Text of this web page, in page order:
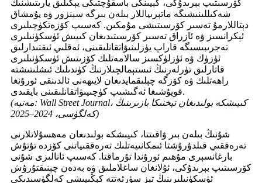
كۆرسىتىپ بېرىدۇكى، كېيىنكى باسقۇچتىكى يېڭىلىق يارىتىشنىڭ
شەكىللىنىشىگە ماتېرىياللار بىلەن بىرگە سېنزور ۋە يۇمشاق
دېتاللارمۇ تەسىر كۆرسىتىشى مۇمكىن. كەسىپ كۆزەتكۈچىلىرى
ئېكرانسىز ۋە ئازراق تەسىر كۆرسىتىدىغان كىيىش ئۈسكۈنىلىرى
تەجرىبىسىگە قاراپ يۈزلىنىۋاتقانلىقىنى، ئەقلىي ئىقتىدارلىق
ئۈزۈك ۋە ئۈزلۈكسىز سالامەتلىك كۆزىتىش ئۈسكۈنىلىرى
قاتارلىق تۈرلەرنىڭ ئىستېمالچىلارنىڭ كۈندىلىك ئىشلىتىشتە
راھەتلىك ۋە كۆزگە چېلىقمايدىغان لايىھەنى ئالدىنقى ئورۇنغا
قويۇشىغا ئەگىشىپ كۈچىيىۋاتقانلىقىنى بايقىدى.
(مەنبە: Wall Street Journal، كىيىشكە بولىدىغان تېخنىكا بازىرىنىڭ
كەلگۈسى، 2024–2025)
شۇنىڭ بىلەن بىر ۋاقىتتا، كىيىشكە بولىدىغان مەھسۇلاتلارنى
تەرەققىي قىلدۇرۇشتا ئىمكانىيەتلىك تەرەققىياتنى كۆزدە تۇتۇش
بارغانسېرى مۇھىم ئورۇندا تۇرماقتا. كەسىپ ئانالىزى شۇنى
كۆرسىتىپ بېرىدۇكى، ئۇلانغان ساغلاملىق ۋە بەدەن چېنىقتۇرۇش
ئۈسكۈنىلىرىنىڭ تېز سۈرئەتتە كېڭىيىشى كەلگۈسىدىكى